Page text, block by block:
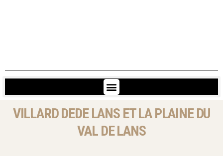
VILLARD DEDE LANS ET LA PLAINE DU
VAL DE LANS